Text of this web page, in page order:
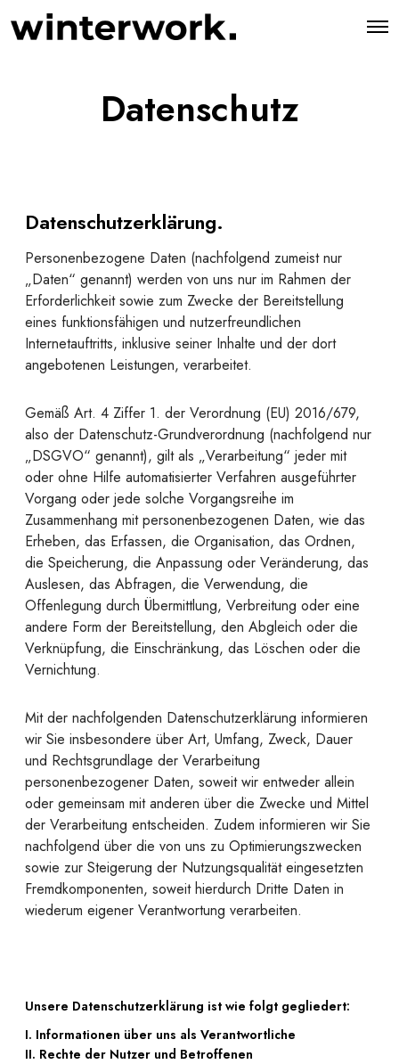
O
Datenschutz
Datenschutzerklärung.
Personenbezogene Daten (nachfolgend zumeist nur
„Daten“ genannt) werden von uns nur im Rahmen der
Erforderlichkeit sowie zum Zwecke der Bereitstellung
eines funktionsfähigen und nutzerfreundlichen
Internetauftritts, inklusive seiner Inhalte und der dort
angebotenen Leistungen, verarbeitet.
Gemäß Art. 4 Ziffer 1. der Verordnung (EU) 2016/679,
also der Datenschutz-Grundverordnung (nachfolgend nur
„DSGVO“ genannt), gilt als „Verarbeitung“ jeder mit
oder ohne Hilfe automatisierter Verfahren ausgeführter
Vorgang oder jede solche Vorgangsreihe im
Zusammenhang mit personenbezogenen Daten, wie das
Erheben, das Erfassen, die Organisation, das Ordnen,
die Speicherung, die Anpassung oder Veränderung, das
Auslesen, das Abfragen, die Verwendung, die
Offenlegung durch Übermittlung, Verbreitung oder eine
andere Form der Bereitstellung, den Abgleich oder die
Verknüpfung, die Einschränkung, das Löschen oder die
Vernichtung.
Mit der nachfolgenden Datenschutzerklärung informieren
wir Sie insbesondere über Art, Umfang, Zweck, Dauer
und Rechtsgrundlage der Verarbeitung
personenbezogener Daten, soweit wir entweder allein
oder gemeinsam mit anderen über die Zwecke und Mittel
der Verarbeitung entscheiden. Zudem informieren wir Sie
nachfolgend über die von uns zu Optimierungszwecken
sowie zur Steigerung der Nutzungsqualität eingesetzten
Fremdkomponenten, soweit hierdurch Dritte Daten in
wiederum eigener Verantwortung verarbeiten.
Unsere Datenschutzerklärung ist wie folgt gegliedert:
I. Informationen über uns als Verantwortliche
II. Rechte der Nutzer und Betroffenen